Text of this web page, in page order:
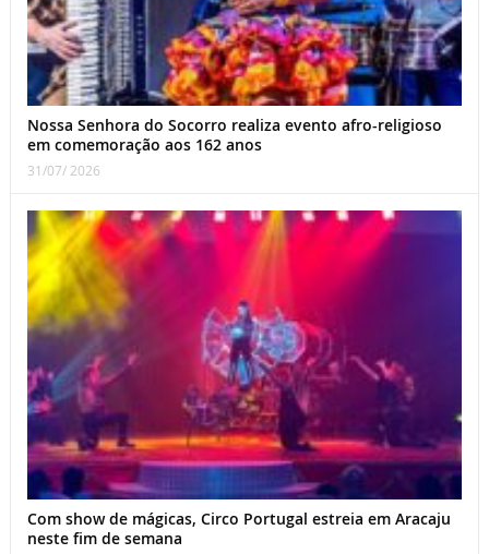
Nossa Senhora do Socorro realiza evento afro-religioso
em comemoração aos 162 anos
31/07/ 2026
Com show de mágicas, Circo Portugal estreia em Aracaju
neste fim de semana